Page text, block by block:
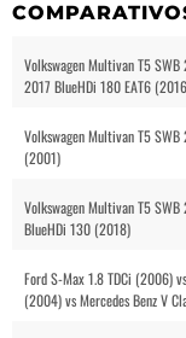
Volkswagen Multivan T5
2017 BlueHDi 180 EAT6
Volkswagen Multivan T5
(2001)
Volkswagen Multivan T5
BlueHDi 130 (2018)
Ford S-Max 1.8 TDCi (2006)
(2004) vs Mercedes Benz V